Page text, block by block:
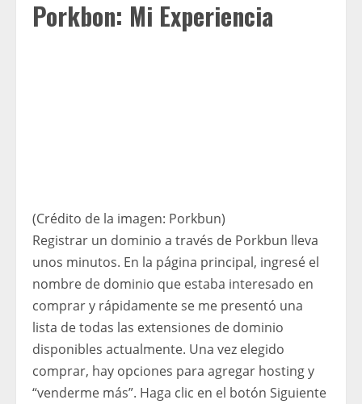
Porkbon: Mi Experiencia
(Crédito de la imagen: Porkbun)
Registrar un dominio a través de Porkbun lleva
unos minutos. En la página principal, ingresé el
nombre de dominio que estaba interesado en
comprar y rápidamente se me presentó una
lista de todas las extensiones de dominio
disponibles actualmente. Una vez elegido
comprar, hay opciones para agregar hosting y
“venderme más”. Haga clic en el botón Siguiente